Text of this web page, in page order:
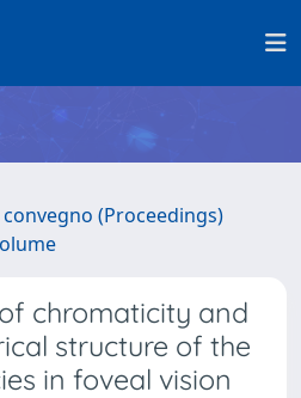
(Proceedings)
chromaticity and
structure of the
in foveal vision